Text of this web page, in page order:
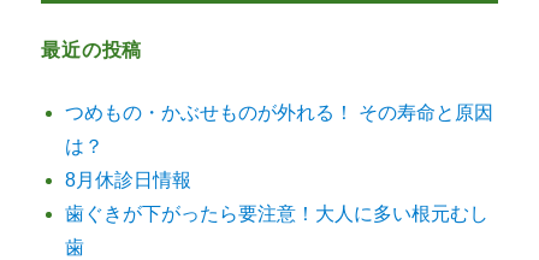
り
（2022
年
1
月
1
日）
最近の投稿
つめもの・かぶせものが外れる！ その寿命と原因
は？
8月休診日情報
歯ぐきが下がったら要注意！大人に多い根元むし
歯